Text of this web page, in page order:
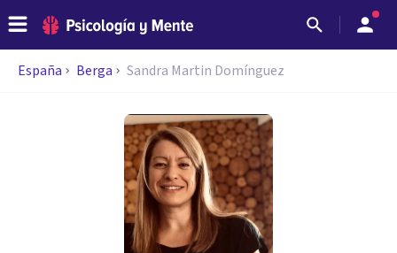
España Berga Sandra Martin Domínguez